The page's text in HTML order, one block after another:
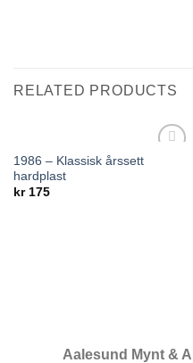
RELATED PRODUCTS
1986 – Klassisk årssett
hardplast
kr175
Aalesund Mynt &